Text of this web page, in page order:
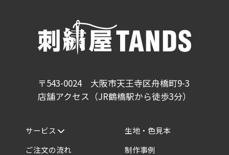
〒543-0024 大阪市天王寺区舟橋町9-3
店舗アクセス（JR鶴橋駅から徒歩3分）
サービス
ご注文の流れ
生地・色見本
制作事例